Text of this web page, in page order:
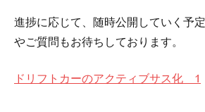
進捗に応じて、随時公開していく予
やご質問もお待ちしております。
ドリフトカーのアクティブサス化 1